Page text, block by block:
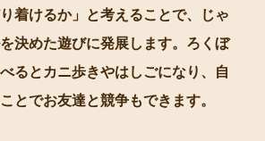
着けるか」と考えることで、じゃ
決めた遊びに発展します。ろくぼ
るとカニ歩きやはしごになり、自
とでお友達と競争もできます。